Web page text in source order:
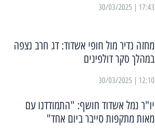
17:43 | 30/03/2025
מחזה נדיר מול חופי אשדוד: דג חרב נצפה
במהלך סקר דולפינים
12:10 | 30/03/2025
יו"ר נמל אשדוד חושף: "התמודדנו עם
מאות מתקפות סייבר ביום אחד"